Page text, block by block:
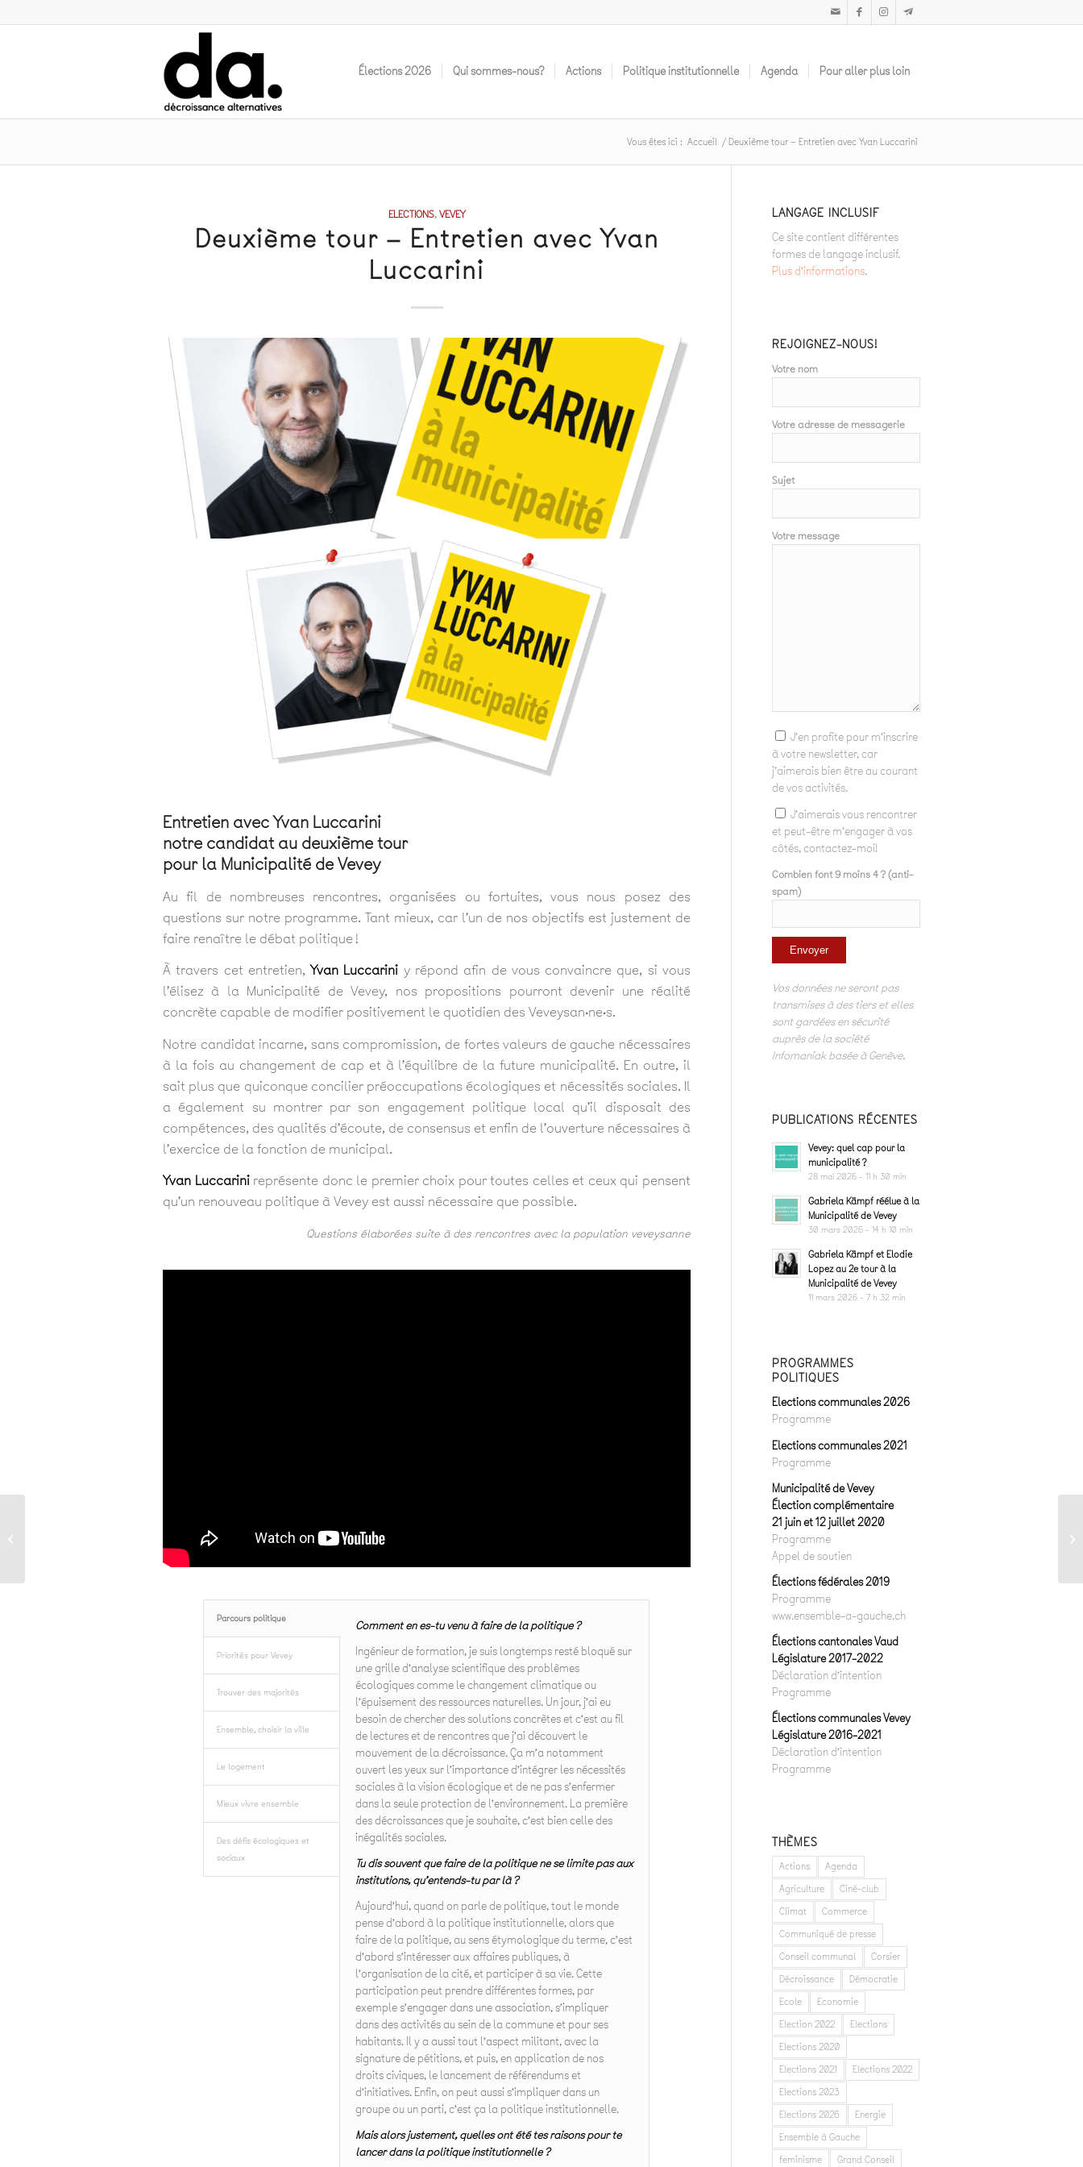
Élections 2O26 Qui sommes-nous? Actions Politique institutionnelle Agenda Pour aller plus loin
Vous êtes ici : Accueil /Deuxième tour – Entretien avec Yvan Luccarini
ELECTIONS,VEVEY
Deuxième tour – Entretien avec Yvan
Luccarini
Entretien avec Yvan Luccarini
notre candidat au deuxième tour
pour la Municipalité de Vevey
Au fil de nombreuses rencontres, organisées ou fortuites, vous nous posez des
questions sur notre programme. Tant mieux, car l’un de nos objectifs est justement de
faire renaître le débat politique !
À travers cet entretien,Yvan Luccarini y répond afin de vous convaincre que, si vous
l’élisez à la Municipalité de Vevey, nos propositions pourront devenir une réalité
concrète capable de modifier positivement le quotidien des Veveysan·ne·s.
Notre candidat incarne, sans compromission, de fortes valeurs de gauche nécessaires
à la fois au changement de cap et à l’équilibre de la future municipalité. En outre, il
sait plus que quiconque concilier préoccupations écologiques et nécessités sociales. Il
a également su montrer par son engagement politique local qu’il disposait des
compétences, des qualités d’écoute, de consensus et enfin de l’ouverture nécessaires à
l’exercice de la fonction de municipal.
Yvan Luccarinireprésente donc le premier choix pour toutes celles et ceux qui pensent
qu’un renouveau politique à Vevey est aussi nécessaire que possible.
Questions élaborées suite à des rencontres avec la population veveysanne
Parcours politique
Priorités pour Vevey
Trouver des majorités
Ensemble, choisir la ville
Le logement
Mieux vivre ensemble
Des défis écologiques et
sociaux
Comment en es-tu venu à faire de la politique ?
Ingénieur de formation, je suis longtemps resté bloqué sur
une grille d’analyse scientifique des problèmes
écologiques comme le changement climatique ou
l’épuisement des ressources naturelles. Un jour, j’ai eu
besoin de chercher des solutions concrètes et c’est au fil
de lectures et de rencontres que j’ai découvert le
mouvement de la décroissance. Ça m’a notamment
ouvert les yeux sur l’importance d’intégrer les nécessités
sociales à la vision écologique et de ne pas s’enfermer
dans la seule protection de l’environnement. La première
des décroissances que je souhaite, c’est bien celle des
inégalités sociales.
Tu dis souvent que faire de la politique ne se limite pas aux
institutions, qu’entends-tu par là ?
Aujourd’hui, quand on parle de politique, tout le monde
pense d’abord à la politique institutionnelle, alors que
faire de la politique, au sens étymologique du terme, c’est
d’abord s’intéresser aux affaires publiques, à
l’organisation de la cité, et participer à sa vie. Cette
participation peut prendre différentes formes, par
exemple s’engager dans une association, s’impliquer
dans des activités au sein de la commune et pour ses
habitants. Il y a aussi tout l’aspect militant, avec la
signature de pétitions, et puis, en application de nos
droits civiques, le lancement de référendums et
d’initiatives. Enfin, on peut aussi s’impliquer dans un
groupe ou un parti, c’est ça la politique institutionnelle.
Mais alors justement, quelles ont été tes raisons pour te
lancer dans la politique institutionnelle ?
LANGAGE INCLUSIF
Ce site contient différentes
formes de langage inclusif.
Plus d’informations.
REJOIGNEZ-NOUS!
Votre nom
Votre adresse de messagerie
Sujet
Votre message
J'en profite pour m'inscrire
à votre newsletter, car
j'aimerais bien être au courant
de vos activités.
J'aimerais vous rencontrer
et peut-être m'engager à vos
côtés, contactez-moi!
Combien font 9 moins 4 ? (anti-
spam)
Vos données ne seront pas
transmises à des tiers et elles
sont gardées en sécurité
auprès de la société
Infomaniak basée à Genève.
PUBLICATIONS RÉCENTES
Vevey: quel cap pour la
municipalité ?
28 mai 2026 - 11 h 30 min
Gabriela Kämpf réélue à la
Municipalité de Vevey
30 mars 2026 - 14 h 10 min
Gabriela Kämpf et Elodie
Lopez au 2e tour à la
Municipalité de Vevey
11 mars 2026 - 7 h 32 min
PROGRAMMES
POLITIQUES
Elections communales 2026
Programme
Elections communales 2021
Programme
Municipalité de Vevey
Élection complémentaire
21 juin et 12 juillet 2020
Programme
Appel de soutien
Élections fédérales 2019
Programme
www.ensemble-a-gauche.ch
Élections cantonales Vaud
Législature 2017-2022
Déclaration d’intention
Programme
Élections communales Vevey
Législature 2016-2021
Déclaration d’intention
Programme
THÈMES
Actions
Agenda
Agriculture
Ciné-club
Climat
Commerce
Communiqué de presse
Conseil communal
Corsier
Décroissance
Démocratie
Ecole
Economie
Election 2022
Elections
Elections 2020
Elections 2021
Elections 2022
Elections 2023
Elections 2026
Energie
Ensemble à Gauche
feminisme
Grand Conseil